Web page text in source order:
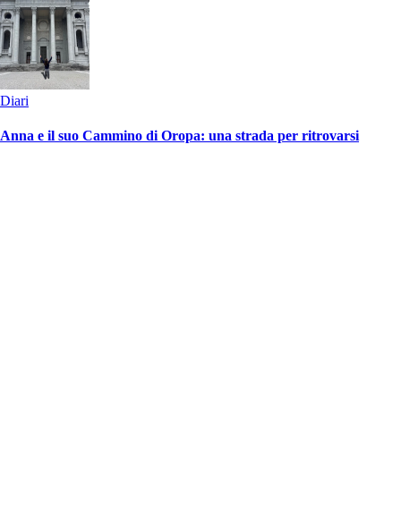
Diari
Anna e il suo Cammino di Oropa: una strada per ritrovarsi